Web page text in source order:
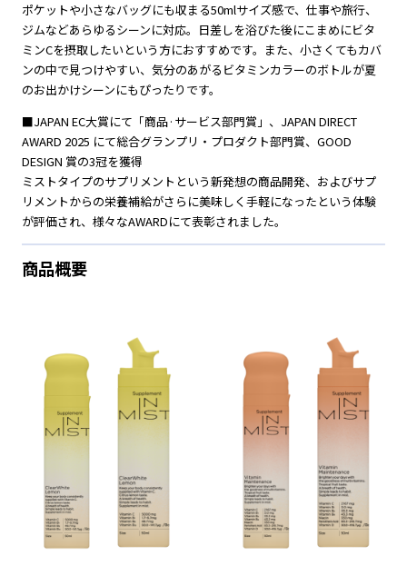
ポケットや小さなバッグにも収まる50mlサイズ感で、仕事や旅行、
ジムなどあらゆるシーンに対応。日差しを浴びた後にこまめにビタ
ミンCを摂取したいという方におすすめです。また、小さくてもカバ
ンの中で見つけやすい、気分のあがるビタミンカラーのボトルが夏
のお出かけシーンにもぴったりです。
■JAPAN EC大賞にて「商品·サービス部門賞」、JAPAN DIRECT
AWARD 2025 にて総合グランプリ・プロダクト部門賞、GOOD
DESIGN 賞の3冠を獲得
ミストタイプのサプリメントという新発想の商品開発、およびサプ
リメントからの栄養補給がさらに美味しく手軽になったという体験
が評価され、様々なAWARDにて表彰されました。
商品概要